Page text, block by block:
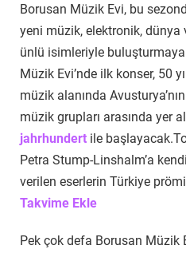
Borusan Müzik Evi, bu
yeni müzik, elektronik,
ünlü isimleriyle
Müzik Evi’nde ilk konser, 50
müzik alanında
müzik grupları arasında yer
jahrhundert ile
Petra Stump-Linshalm’a
verilen eserlerin Türkiye
Takvime Ekle
Pek çok defa Borusan Müzik